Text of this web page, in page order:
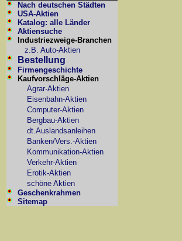
Nach deutschen Städten
USA-Aktien
Katalog: alle Länder
Aktiensuche
Industriezweige-Branchen
z.B. Auto-Aktien
Bestellung
Firmengeschichte
Kaufvorschläge-Aktien
Agrar-Aktien
Eisenbahn-Aktien
Computer-Aktien
Bergbau-Aktien
dt.Auslandsanleihen
Banken/Vers.-Aktien
Kommunikation-Aktien
Verkehr-Aktien
Erotik-Aktien
schöne Aktien
Geschenkrahmen
Sitemap